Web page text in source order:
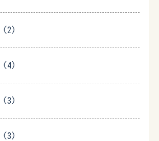
(2)
(4)
(3)
(3)